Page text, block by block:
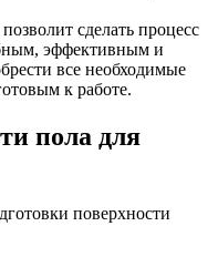
сделать процесс
эффективным и
все необходимые
к работе.
пола для
поверхности